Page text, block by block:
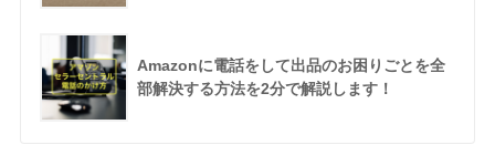
Amazonに電話をして出品のお困りごとを全
部解決する方法を2分で解説します！